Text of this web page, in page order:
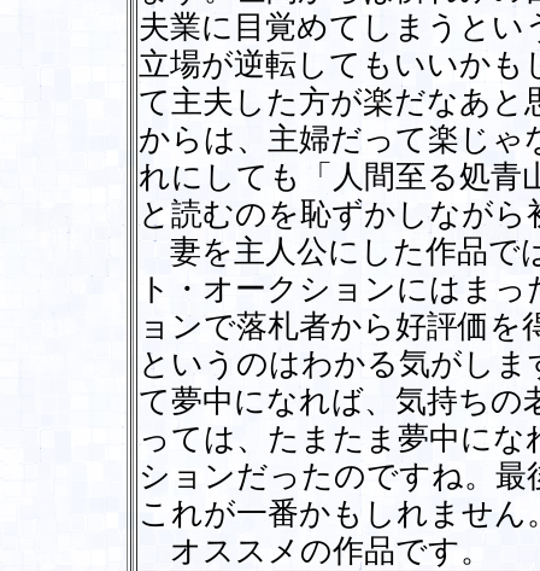
夫業に目覚めてしまうとい
立場が逆転してもいいかも
て主夫した方が楽だなあ
からは、主婦だって楽じ
れにしても「人間至る処青
と読むのを恥ずかしなが
妻を主人公にした作品で
ト・オークションにはま
ョンで落札者から好評価
というのはわかる気がし
て夢中になれば、気持ちの
っては、たまたま夢中に
ションだったのですね。
これが一番かもしれません
オススメの作品です。